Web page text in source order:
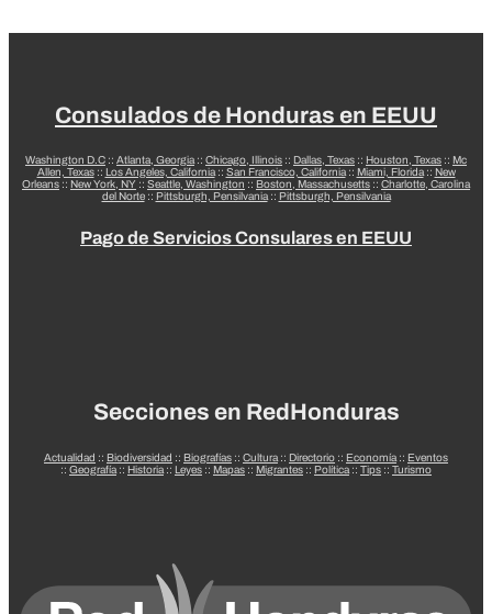
Consulados de Honduras en EEUU
Washington D.C :: Atlanta, Georgia:: Chicago, Illinois :: Dallas, Texas :: Houston, Texas :: Mc
Allen, Texas:: Los Angeles, California:: San Francisco, California:: Miami, Florida:: New
Orleans :: New York, NY :: Seattle, Washington :: Boston, Massachusetts :: Charlotte, Carolina
del Norte:: Pittsburgh, Pensilvania:: Pittsburgh, Pensilvania
Pago de Servicios Consulares en EEUU
Secciones en RedHonduras
Actualidad :: Biodiversidad :: Biografías :: Cultura :: Directorio :: Economía :: Eventos
:: Geografía :: Historia :: Leyes :: Mapas :: Migrantes :: Política :: Tips :: Turismo